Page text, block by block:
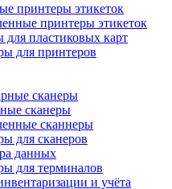
принтеры этикеток
принтеры этикеток
пластиковых карт
для принтеров
сканеры
сканеры
сканнеры
для сканеров
данных
для терминалов
и учёта